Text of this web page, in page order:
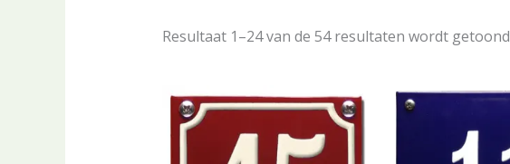
Resultaat 1–24 van de 54 resultaten wordt getoond